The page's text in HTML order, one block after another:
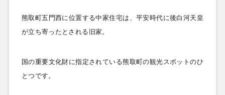
熊取町五門西に位置する中家住宅は、平安時代に後白河天皇
が立ち寄ったとされる旧家。
国の重要文化財に指定されている熊取町の観光スポットのひ
とつです。